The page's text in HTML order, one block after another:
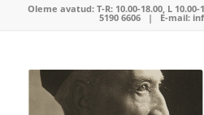
Oleme avatud: T-R: 10.00-18.00, L
5190 6606| E-mail: